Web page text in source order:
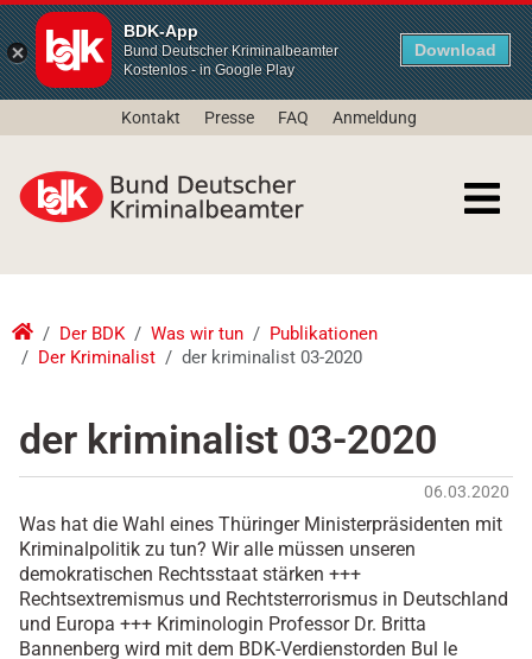
BDK-App
Bund Deutscher Kriminalbeamter
Kostenlos - in Google Play
Download
Kontakt Presse FAQ Anmeldung
Der BDK Was wir tun
Publikationen
Der Kriminalist
der kriminalist 03-2020
der kriminalist 03-2020
06.03.2020
Was hat die Wahl eines Thüringer Ministerpräsidenten mit
Kriminalpolitik zu tun? Wir alle müssen unseren
demokratischen Rechtsstaat stärken +++
Rechtsextremismus und Rechtsterrorismus in Deutschland
und Europa +++ Kriminologin Professor Dr. Britta
Bannenberg wird mit dem BDK-Verdienstorden Bul le